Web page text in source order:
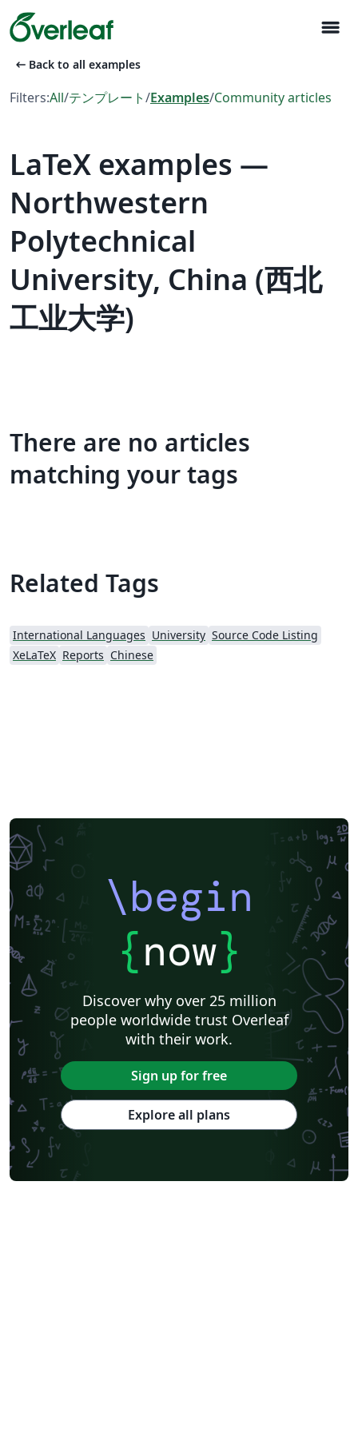
menu
arrow_left_alt Back to all examples
Filters:All/テンプレート/Examples/Community articles
LaTeX examples —
Northwestern
Polytechnical
University, China (西北
工业大学)
There are no articles
matching your tags
Related Tags
International Languages University Source Code Listing
XeLaTeX Reports Chinese
\begin
{now}
Discover why over 25 million
people worldwide trust Overleaf
with their work.
Sign up for free
Explore all plans